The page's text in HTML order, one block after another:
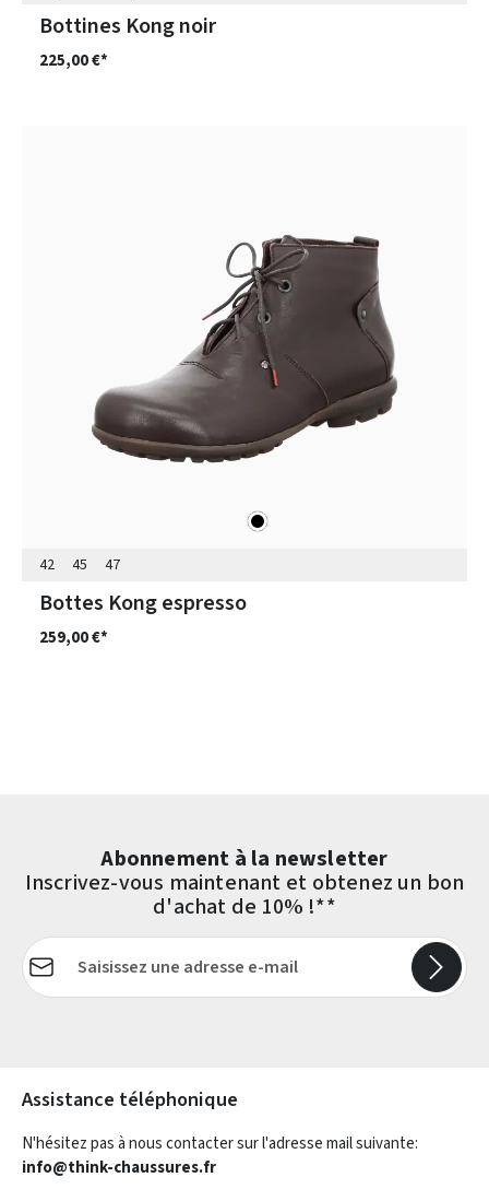
Bottines Kong noir
225,00 €*
noir
42 45 47
Bottes Kong espresso
259,00 €*
Abonnement à la newsletter
Inscrivez-vous maintenant et obtenez un bon
d'achat de 10% !**
Adresse e-mail*
Assistance téléphonique
N'hésitez pas à nous contacter sur l'adresse mail suivante:
info@think-chaussures.fr